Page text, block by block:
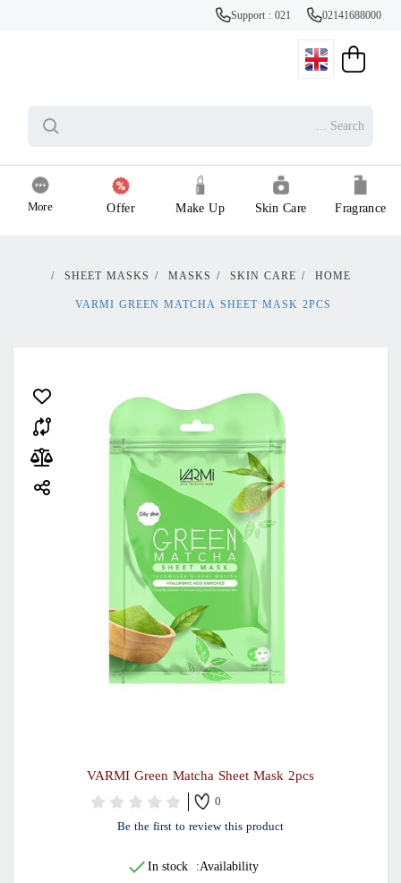
Support : 021 02141688000
Fragrance
Skin Care
Make Up
Offer
More
HOME
/
SKIN CARE
/
MASKS
/
SHEET MASKS
/
VARMI GREEN MATCHA SHEET MASK 2PCS
VARMI Green Matcha Sheet Mask 2pcs
0
Be the first to review this product
Availability:
In stock